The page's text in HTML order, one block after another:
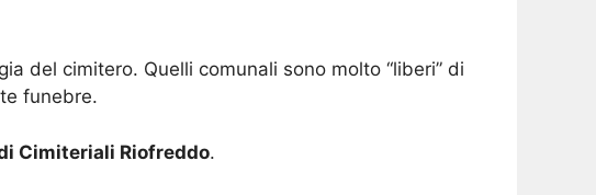
del cimitero. Quelli comunali sono molto “liberi” di
funebre.
Cimiteriali Riofreddo.